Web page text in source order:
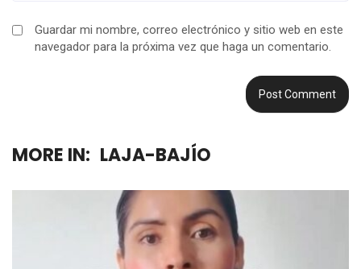
Guardar mi nombre, correo electrónico y sitio web en este
navegador para la próxima vez que haga un comentario.
MORE IN: LAJA-BAJÍO